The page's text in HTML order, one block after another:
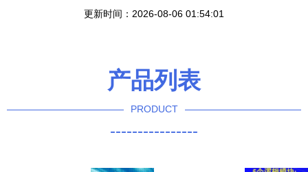
更新时间：2026-08-06 01:54:01
产品列表
PRODUCT
----------------